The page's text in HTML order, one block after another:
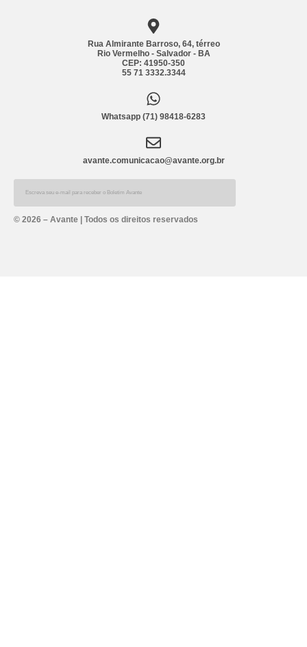
Rua Almirante Barroso, 64, térreo
Rio Vermelho - Salvador - BA
CEP: 41950-350
55 71 3332.3344
Whatsapp (71) 98418-6283
avante.comunicacao@avante.org.br
Alternative:
© 2026 – Avante | Todos os direitos reservados